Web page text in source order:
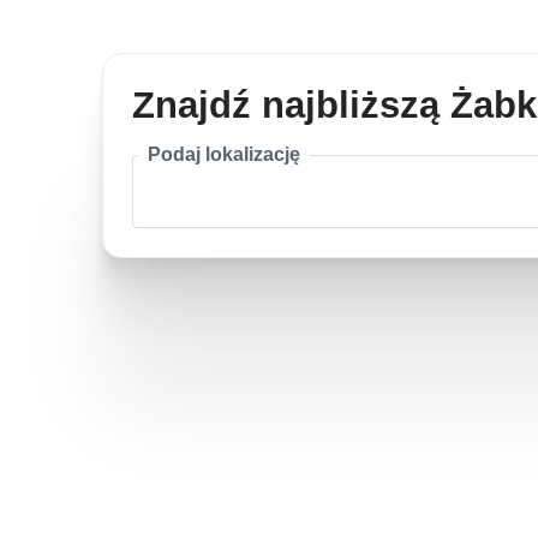
Znajdź najbliższą
Podaj lokalizację